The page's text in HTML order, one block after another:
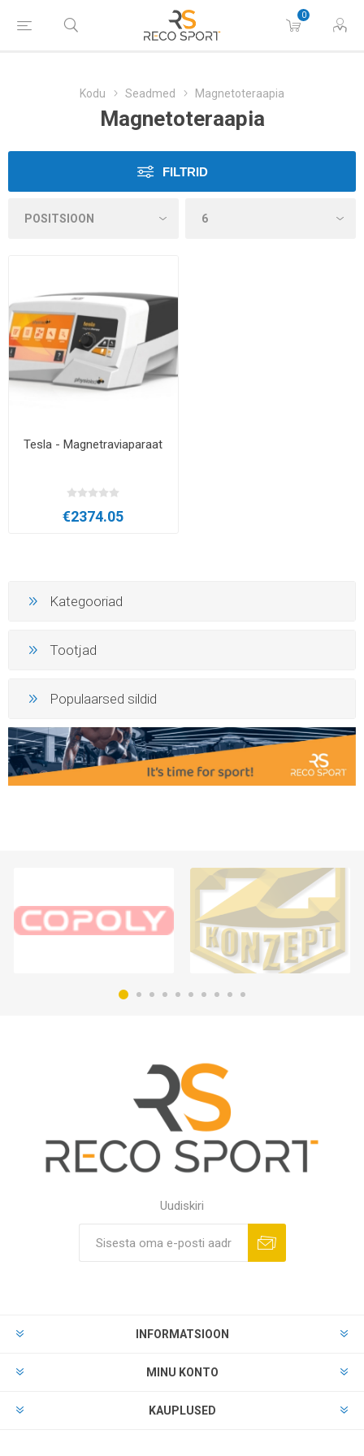
0
Kodu Seadmed Magnetoteraapia
Magnetoteraapia
FILTRID
Tesla - Magnetraviaparaat
€2374.05
Kategooriad
Tootjad
Populaarsed sildid
Uudiskiri
INFORMATSIOON
MINU KONTO
KAUPLUSED